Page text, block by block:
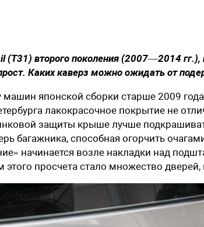
(T31) второго поколения (2007—2014
Каких каверз можно ожидать от
машин японской сборки старше 2009
лакокрасочное покрытие не
защиты крыше лучше
багажника, способная огорчить
начинается возле накладки над
этого просчета стало множество